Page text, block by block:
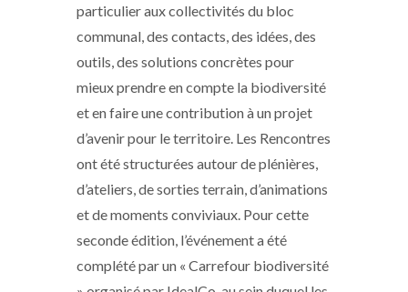
particulier aux collectivités du bloc
communal, des contacts, des idées, des
outils, des solutions concrètes pour
mieux prendre en compte la biodiversité
et en faire une contribution à un projet
d’avenir pour le territoire. Les Rencontres
ont été structurées autour de plénières,
d’ateliers, de sorties terrain, d’animations
et de moments conviviaux. Pour cette
seconde édition, l’événement a été
complété par un « Carrefour biodiversité